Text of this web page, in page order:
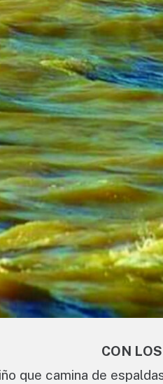
CON
que camina de